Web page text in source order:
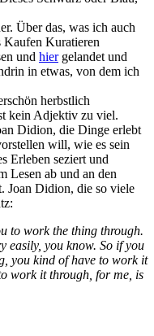
Über das, was ich auch
Kaufen Kuratieren
und hiergelandet und
in etwas, von dem ich
herbstlich
kein Adjektiv zu viel.
Didion, die Dinge erlebt
will, wie es sein
Erleben seziert und
Lesen ab und an den
Joan Didion, die so viele
to work the thing through.
easily, you know. So if you
you kind of have to work it
work it through, for me, is